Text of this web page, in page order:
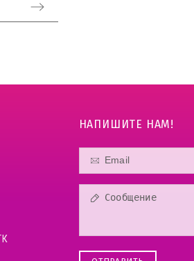
НАПИШИТЕ НАМ!